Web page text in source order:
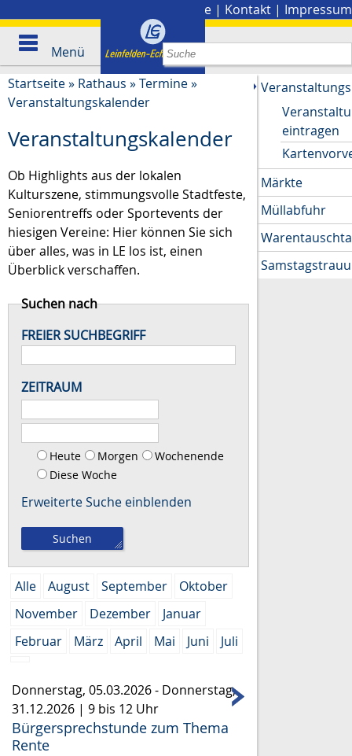
Presse | Kontakt | Impressum
Menü
Startseite» Rathaus »Termine»
Veranstaltungskalender
Veranstaltungskalender
Ob Highlights aus der lokalen
Kulturszene, stimmungsvolle Stadtfeste,
Seniorentreffs oder Sportevents der
hiesigen Vereine: Hier können Sie sich
über alles, was in LE los ist, einen
Überblick verschaffen.
Suchen nach
FREIER SUCHBEGRIFF
ZEITRAUM
Heute Morgen
Wochenende
Diese Woche
Erweiterte Suche
Alle August September
Oktober
November
Dezember
Januar
Februar
März April Mai Juni Juli
Donnerstag, 05.03.2026- Donnerstag,
31.12.2026 | 9 bis 12 Uhr
Bürgersprechstunde zum Thema
Rente
eintragen
Märkte
Müllabfuhr